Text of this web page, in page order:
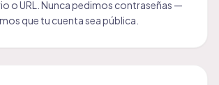
o URL. Nunca pedimos contraseñas —
que tu cuenta sea pública.